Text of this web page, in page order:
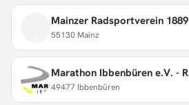
Mainzer Radsportverein
55130 Mainz
Marathon Ibbenbüren e.V. -
49477 Ibbenbüren